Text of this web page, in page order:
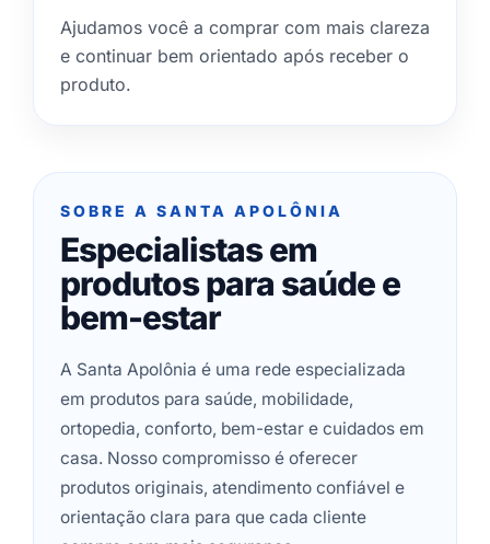
Ajudamos você a comprar com mais clareza
e continuar bem orientado após receber o
produto.
SOBRE A SANTA APOLÔNIA
Especialistas em
produtos para saúde e
bem-estar
A Santa Apolônia é uma rede especializada
em produtos para saúde, mobilidade,
ortopedia, conforto, bem-estar e cuidados em
casa. Nosso compromisso é oferecer
produtos originais, atendimento confiável e
orientação clara para que cada cliente